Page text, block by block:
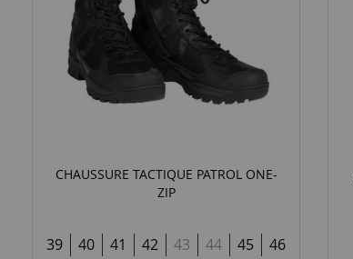
CHAUSSURE TACTIQUE PATROL ONE-
ZIP
39 40 41 42 43 44 45 46